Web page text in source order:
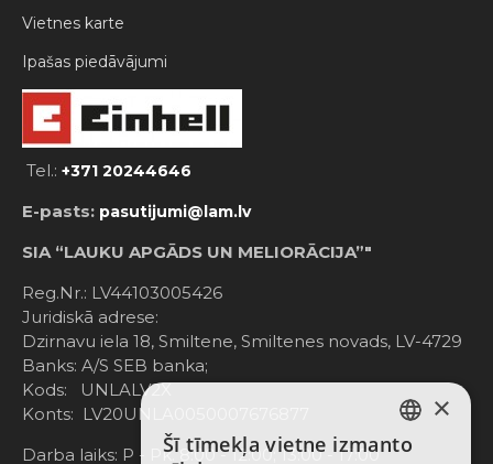
Vietnes karte
Ipašas piedāvājumi
Tel.: +371 20244646
E-pasts: pasutijumi@lam.lv
SIA “LAUKU APGĀDS UN MELIORĀCIJA”"
Reg.Nr.: LV44103005426
Juridiskā adrese:
Dzirnavu iela 18, Smiltene, Smiltenes novads, LV-4729
Banks: A/S SEB banka;
Kods: UNLALV2X
Konts: LV20UNLA0050007676877
Darba laiks: P - Pk. 8:00 - 12:00; 13:00 - 17:00
LATVIAN
×
Šī tīmekļa vietne izmanto